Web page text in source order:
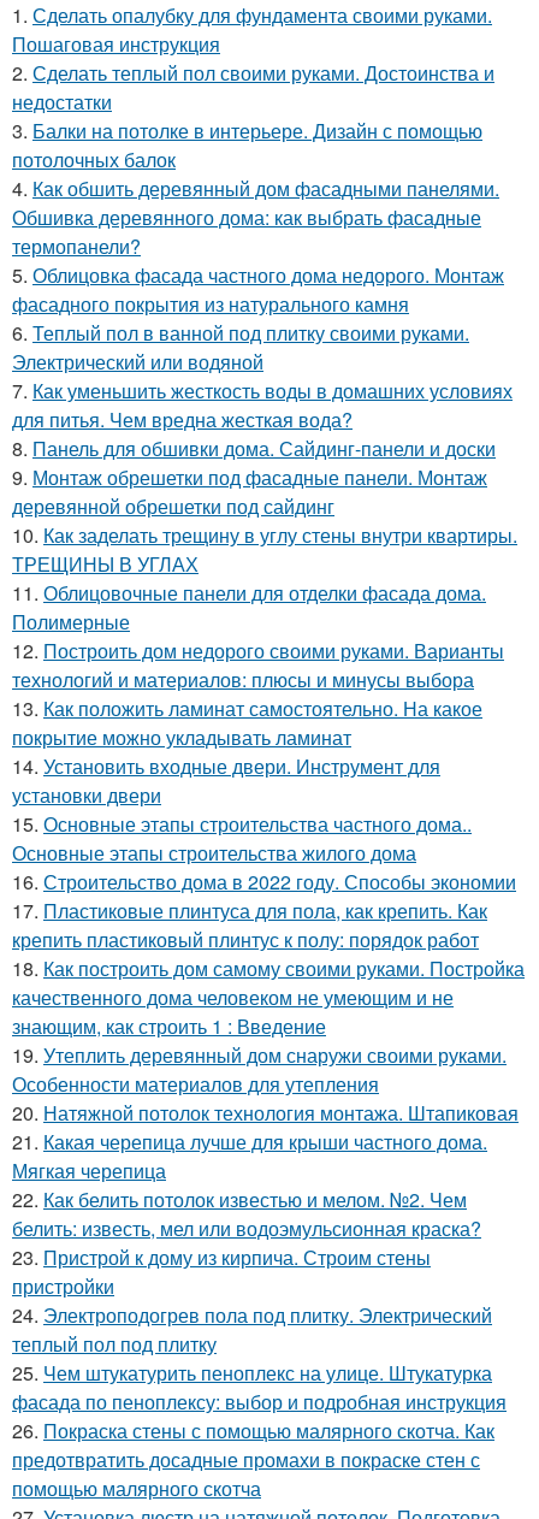
1. Сделать опалубку для фундамента своими руками.
Пошаговая инструкция
2. Сделать теплый пол своими руками. Достоинства и
недостатки
3. Балки на потолке в интерьере. Дизайн с помощью
потолочных балок
4. Как обшить деревянный дом фасадными панелями.
Обшивка деревянного дома: как выбрать фасадные
термопанели?
5. Облицовка фасада частного дома недорого. Монтаж
фасадного покрытия из натурального камня
6. Теплый пол в ванной под плитку своими руками.
Электрический или водяной
7. Как уменьшить жесткость воды в домашних условиях
для питья. Чем вредна жесткая вода?
8. Панель для обшивки дома. Сайдинг-панели и доски
9. Монтаж обрешетки под фасадные панели. Монтаж
деревянной обрешетки под сайдинг
10. Как заделать трещину в углу стены внутри квартиры.
ТРЕЩИНЫ В УГЛАХ
11. Облицовочные панели для отделки фасада дома.
Полимерные
12. Построить дом недорого своими руками. Варианты
технологий и материалов: плюсы и минусы выбора
13. Как положить ламинат самостоятельно. На какое
покрытие можно укладывать ламинат
14. Установить входные двери. Инструмент для
установки двери
15. Основные этапы строительства частного дома..
Основные этапы строительства жилого дома
16. Строительство дома в 2022 году. Способы экономии
17. Пластиковые плинтуса для пола, как крепить. Как
крепить пластиковый плинтус к полу: порядок работ
18. Как построить дом самому своими руками. Постройка
качественного дома человеком не умеющим и не
знающим, как строить 1 : Введение
19. Утеплить деревянный дом снаружи своими руками.
Особенности материалов для утепления
20. Натяжной потолок технология монтажа. Штапиковая
21. Какая черепица лучше для крыши частного дома.
Мягкая черепица
22. Как белить потолок известью и мелом. №2. Чем
белить: известь, мел или водоэмульсионная краска?
23. Пристрой к дому из кирпича. Строим стены
пристройки
24. Электроподогрев пола под плитку. Электрический
теплый пол под плитку
25. Чем штукатурить пеноплекс на улице. Штукатурка
фасада по пеноплексу: выбор и подробная инструкция
26. Покраска стены с помощью малярного скотча. Как
предотвратить досадные промахи в покраске стен с
помощью малярного скотча